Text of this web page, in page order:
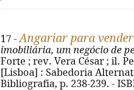
17 -Angariar para vender
imobiliária, um negócio de
Forte ; rev. Vera César ; il.
[Lisboa] : Sabedoria
Bibliografia, p. 238-239. -